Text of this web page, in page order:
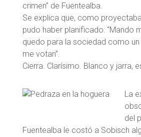
crimen” de Fuentealba.
Se explica que, como
pudo haber planificado: “Mando
quedo para la sociedad como
me votan”.
Cierra. Clarísimo. Blanco y jarra,
La
del
Fuentealba le costó a Sobisch